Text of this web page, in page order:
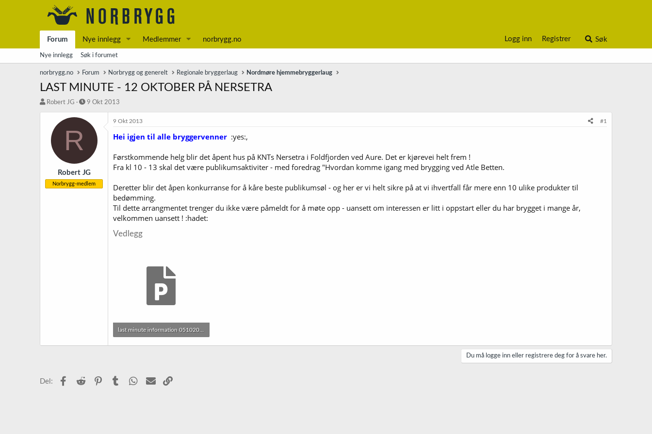
Forum Nye innlegg Medlemmer norbrygg.no Logg inn Registrer Søk
Nye innlegg Søk i forumet
norbrygg.no Forum Norbrygg og generelt Regionale bryggerlaug Nordmøre hjemmebryggerlaug
LAST MINUTE - 12 OKTOBER PÅ NERSETRA
T
e
r
Robert JG
S
a
o
9 Okt 2013
R
Robert JG
Norbrygg-medlem
9 Okt 2013 #1
Hei igjen til alle bryggervenner :yes:,
Førstkommende helg blir det åpent hus på KNTs Nersetra i Foldfjorden ved Aure. Det er kjørevei helt frem !
Fra kl 10 - 13 skal det være publikumsaktiviter - med foredrag "Hvordan komme igang med brygging ved Atle Betten.
Deretter blir det åpen konkurranse for å kåre beste publikumsøl - og her er vi helt sikre på at vi ihvertfall får mere enn 10 ulike produkter til
bedømming.
Til dette arrangmentet trenger du ikke være påmeldt for å møte opp - uansett om interessen er litt i oppstart eller du har brygget i mange år,
velkommen uansett ! :hadet:
Vedlegg
last minute information 05102013 A4( rjg ).pptx
162,8 KB · Sett: 26
Du må logge inn eller registrere deg for å svare her.
Del: Facebook
Reddit PinterestTumblr WhatsApp
E-post